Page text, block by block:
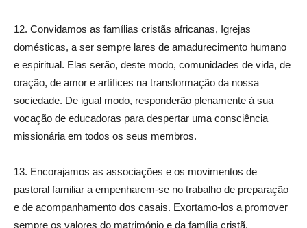
12. Convidamos as famílias cristãs africanas, Igrejas
domésticas, a ser sempre lares de amadurecimento humano
e espiritual. Elas serão, deste modo, comunidades de vida, de
oração, de amor e artífices na transformação da nossa
sociedade. De igual modo, responderão plenamente à sua
vocação de educadoras para despertar uma consciência
missionária em todos os seus membros.
13. Encorajamos as associações e os movimentos de
pastoral familiar a empenharem-se no trabalho de preparação
e de acompanhamento dos casais. Exortamo-los a promover
sempre os valores do matrimónio e da família cristã,